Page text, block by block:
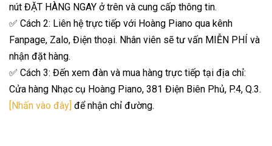
nút ĐẶT HÀNG NGAY ở trên và cung cấp thông tin.
✅ Cách 2: Liên hệ trực tiếp với Hoàng Piano qua kênh
Fanpage, Zalo, Điện thoại. Nhân viên sẽ tư vấn MIỄN PHÍ và
nhận đặt hàng.
✅ Cách 3: Đến xem đàn và mua hàng trực tiếp tại địa chỉ:
Cửa hàng Nhạc cụ Hoàng Piano, 381 Điện Biên Phủ, P.4, Q.3.
[Nhấn vào đây] để nhận chỉ đường.